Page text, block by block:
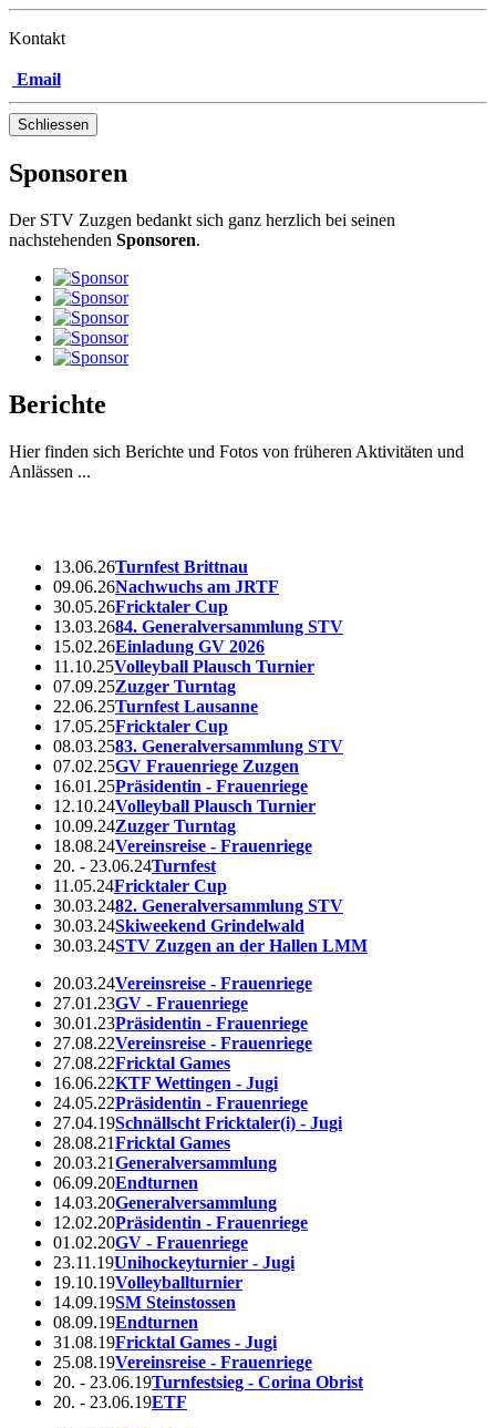
Kontakt
Email
Schliessen
Sponsoren
Der STV Zuzgen bedankt sich ganz herzlich bei seinen
nachstehenden Sponsoren.
Berichte
Hier finden sich Berichte und Fotos von früheren Aktivitäten und
Anlässen ...
13.06.26Turnfest Brittnau
09.06.26Nachwuchs am JRTF
30.05.26Fricktaler Cup
13.03.2684. Generalversammlung STV
15.02.26Einladung GV 2026
11.10.25Volleyball Plausch Turnier
07.09.25Zuzger Turntag
22.06.25Turnfest Lausanne
17.05.25Fricktaler Cup
08.03.2583. Generalversammlung STV
07.02.25GV Frauenriege Zuzgen
16.01.25Präsidentin - Frauenriege
12.10.24Volleyball Plausch Turnier
10.09.24Zuzger Turntag
18.08.24Vereinsreise - Frauenriege
20. - 23.06.24Turnfest
11.05.24Fricktaler Cup
30.03.2482. Generalversammlung STV
30.03.24Skiweekend Grindelwald
30.03.24STV Zuzgen an der Hallen LMM
20.03.24Vereinsreise - Frauenriege
27.01.23GV - Frauenriege
30.01.23Präsidentin - Frauenriege
27.08.22Vereinsreise - Frauenriege
27.08.22Fricktal Games
16.06.22KTF Wettingen - Jugi
24.05.22Präsidentin - Frauenriege
27.04.19Schnällscht Fricktaler(i) - Jugi
28.08.21Fricktal Games
20.03.21Generalversammlung
06.09.20Endturnen
14.03.20Generalversammlung
12.02.20Präsidentin - Frauenriege
01.02.20GV - Frauenriege
23.11.19Unihockeyturnier - Jugi
19.10.19Volleyballturnier
14.09.19SM Steinstossen
08.09.19Endturnen
31.08.19Fricktal Games - Jugi
25.08.19Vereinsreise - Frauenriege
20. - 23.06.19Turnfestsieg - Corina Obrist
20. - 23.06.19ETF